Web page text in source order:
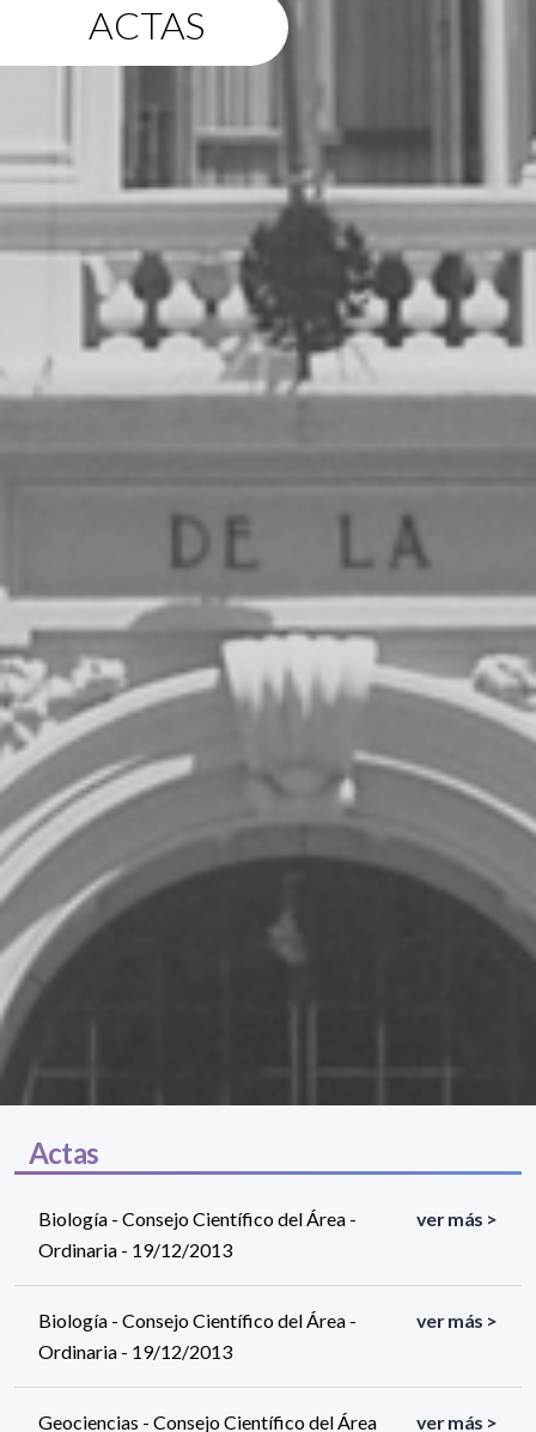
ACTAS
Actas
Biología - Consejo Científico del Área -
Ordinaria - 19/12/2013
ver más >
Biología - Consejo Científico del Área -
Ordinaria - 19/12/2013
ver más >
Geociencias - Consejo Científico del Área ver más >